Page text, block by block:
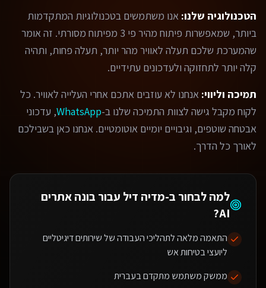
הטכנולוגיה שלנו: אנו משתמשים בטכנולוגיות המתקדמות
ביותר, שמאפשרות פיתוח מהיר פי 3 מפיתוח מסורתי. זה אומר
שהמערכת שלכם תעלה לאוויר מהר יותר, תעלה פחות, ותהיה
קלה יותר לתחזוקה ולעדכונים עתידיים.
תמיכה וליווי: אנחנו לא עוזבים אתכם אחרי העלייה לאוויר. כל
לקוח מקבל גישה לצוות התמיכה שלנו ב-WhatsApp, עדכוני
אבטחה שוטפים, וגיבויים יומיים אוטומטיים. אנחנו כאן בשבילכם
לאורך כל הדרך.
למה לבחור ב-מדיה דיל עבור בונה אתרים
AI
?
התאמה מלאה לתהליכי העבודה של שירותים דיגיטליים
ליועצי בטיחות אש
ממשק משתמש מתקדם בעברית